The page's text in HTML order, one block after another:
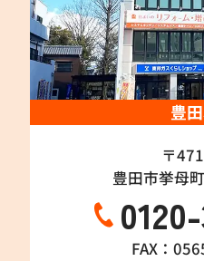
豊
〒
豊田市挙母
FAX：